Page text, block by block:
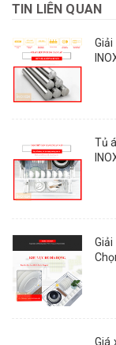
TIN LIÊN QUAN
Tủ
Giá